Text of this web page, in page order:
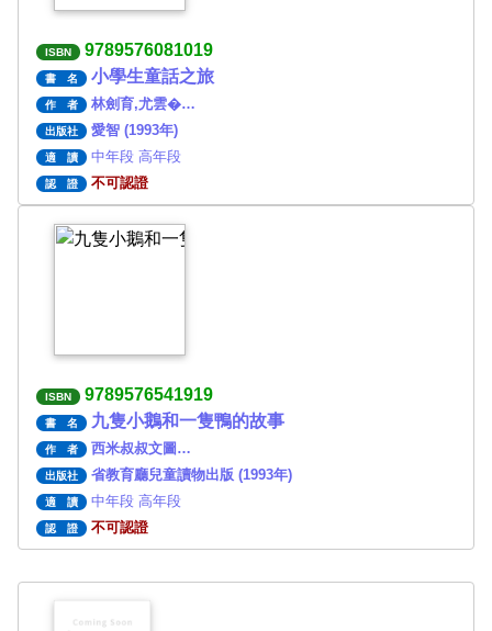
ISBN 9789576081019
書 名 小學生童話之旅
作 者 林劍育,尤雲�…
出版社 愛智 (1993年)
適 讀 中年段 高年段
認 證 不可認證
ISBN 9789576541919
書 名 九隻小鵝和一隻鴨的故事
作 者 西米叔叔文圖…
出版社 省教育廳兒童讀物出版 (1993年)
適 讀 中年段 高年段
認 證 不可認證